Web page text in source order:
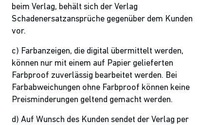
beim Verlag, behält sich der Verlag
Schadenersatzansprüche gegenüber dem Kunden
vor.
c) Farbanzeigen, die digital übermittelt werden,
können nur mit einem auf Papier gelieferten
Farbproof zuverlässig bearbeitet werden. Bei
Farbabweichungen ohne Farbproof können keine
Preisminderungen geltend gemacht werden.
d) Auf Wunsch des Kunden sendet der Verlag per